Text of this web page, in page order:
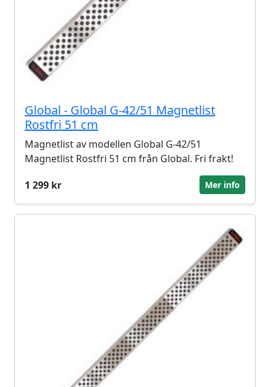
Global - Global G-42/51 Magnetlist
Rostfri 51 cm
Magnetlist av modellen Global G-42/51
Magnetlist Rostfri 51 cm från Global. Fri frakt!
1 299 kr
Mer info